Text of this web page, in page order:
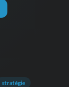
stratégie